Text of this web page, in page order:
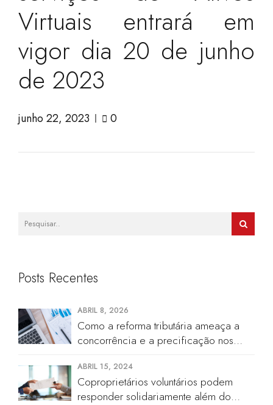
Virtuais entrará em
vigor dia 20 de junho
de 2023
junho 22, 2023 0
Posts Recentes
ABRIL 8, 2026
Como a reforma tributária ameaça a
concorrência e a precificação nos
ABRIL 15, 2024
Coproprietários voluntários podem
responder solidariamente além do